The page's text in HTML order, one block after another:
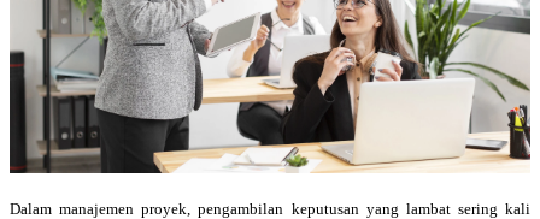
Dalam manajemen proyek, pengambilan keputusan yang lambat sering kali